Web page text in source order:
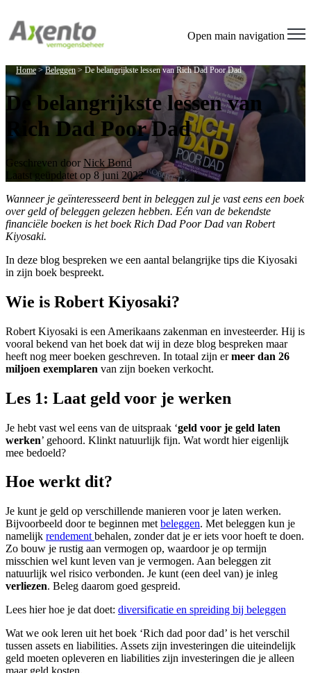
Open main navigation
Home>Beleggen > De belangrijkste lessen van Rich Dad Poor Dad
De belangrijkste lessen van
Rich Dad Poor Dad
Geschreven doorNick Bond
Laatst geüpdatet op 8 juni 2022
Wanneer je geïnteresseerd bent in beleggen zul je vast eens een boek
over geld of beleggen gelezen hebben. Eén van de bekendste
financiële boeken is het boek Rich Dad Poor Dad van Robert
Kiyosaki.
In deze blog bespreken we een aantal belangrijke tips die Kiyosaki
in zijn boek bespreekt.
Wie is Robert Kiyosaki?
Robert Kiyosaki is een Amerikaans zakenman en investeerder. Hij is
vooral bekend van het boek dat wij in deze blog bespreken maar
heeft nog meer boeken geschreven. In totaal zijn ermeer dan 26
miljoen exemplaren van zijn boeken verkocht.
Les 1: Laat geld voor je werken
Je hebt vast wel eens van de uitspraak ‘geld voor je geld laten
werken’ gehoord. Klinkt natuurlijk fijn. Wat wordt hier eigenlijk
mee bedoeld?
Hoe werkt dit?
Je kunt je geld op verschillende manieren voor je laten werken.
Bijvoorbeeld door te beginnen met beleggen. Met beleggen kun je
namelijk rendement behalen, zonder dat je er iets voor hoeft te doen.
Zo bouw je rustig aan vermogen op, waardoor je op termijn
misschien wel kunt leven van je vermogen. Aan beleggen zit
natuurlijk wel risico verbonden. Je kunt (een deel van) je inleg
verliezen. Beleg daarom goed gespreid.
Lees hier hoe je dat doet: diversificatie en spreiding bij beleggen
Wat we ook leren uit het boek ‘Rich dad poor dad’ is het verschil
tussen assets en liabilities. Assets zijn investeringen die uiteindelijk
geld moeten opleveren en liabilities zijn investeringen die je alleen